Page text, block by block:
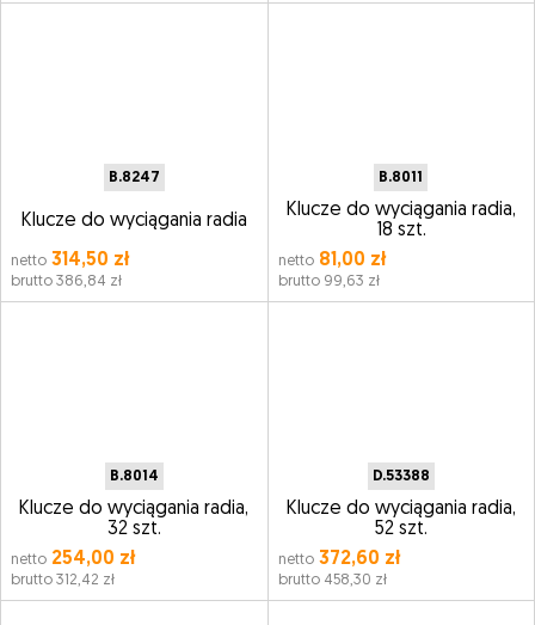
B.8247
Klucze do wyciągania radia
netto 314,50 zł
brutto 386,84 zł
B.8011
Klucze do wyciągania radia,
18 szt.
netto81,00 zł
brutto 99,63 zł
B.8014
Klucze do wyciągania radia,
32 szt.
netto 254,00 zł
brutto 312,42 zł
D.53388
Klucze do wyciągania radia,
52 szt.
netto372,60 zł
brutto 458,30 zł